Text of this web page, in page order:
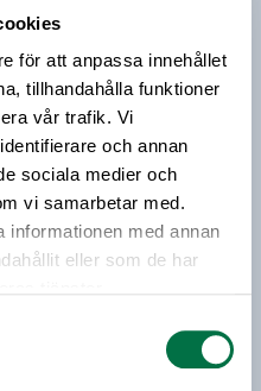
för att anpassa innehållet
tillhandahålla funktioner
vår trafik. Vi
och annan
sociala medier och
vi samarbetar med.
informationen med annan
eller som de har
april kl 10.00-11.30
för dig som vill
gånger i månaden och
för
svenska
dig till vårt